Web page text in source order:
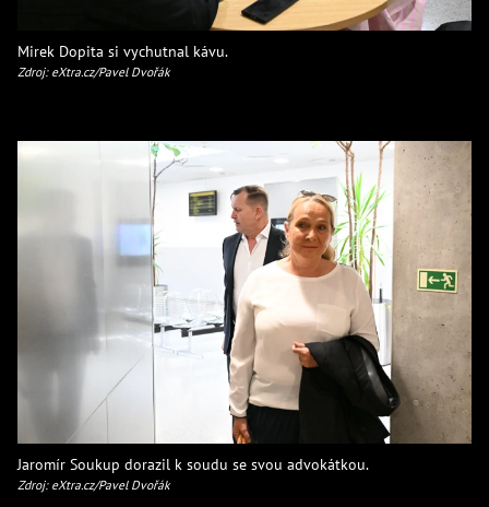
Mirek Dopita si vychutnal kávu.
Zdroj: eXtra.cz/Pavel Dvořák
Jaromír Soukup dorazil k soudu se svou advokátkou.
Zdroj: eXtra.cz/Pavel Dvořák